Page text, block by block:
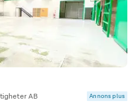
AB Annons plus